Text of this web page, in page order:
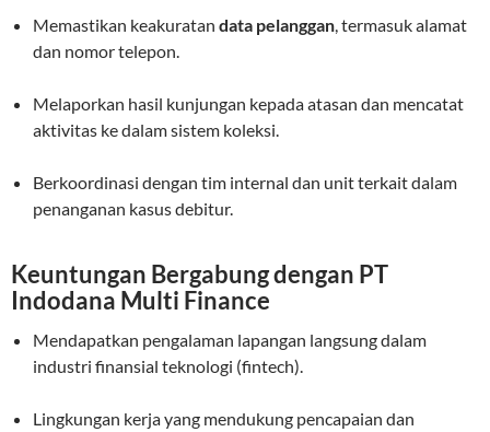
Memastikan keakuratan data pelanggan, termasuk alamat
dan nomor telepon.
Melaporkan hasil kunjungan kepada atasan dan mencatat
aktivitas ke dalam sistem koleksi.
Berkoordinasi dengan tim internal dan unit terkait dalam
penanganan kasus debitur.
Keuntungan Bergabung dengan PT
Indodana Multi Finance
Mendapatkan pengalaman lapangan langsung dalam
industri finansial teknologi (fintech).
Lingkungan kerja yang mendukung pencapaian dan